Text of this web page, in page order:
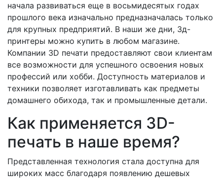
начала развиваться еще в восьмидесятых годах
прошлого века изначально предназначалась только
для крупных предприятий. В наши же дни, 3д-
принтеры можно купить в любом магазине.
Компании 3D печати предоставляют свои клиентам
все возможности для успешного освоения новых
профессий или хобби. Доступность материалов и
техники позволяет изготавливать как предметы
домашнего обихода, так и промышленные детали.
Как применяется 3D-
печать в наше время?
Представленная технология стала доступна для
широких масс благодаря появлению дешевых